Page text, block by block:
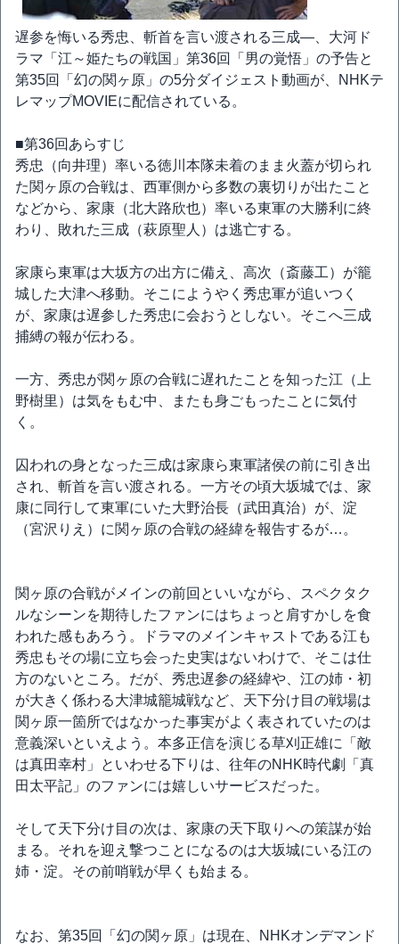
遅参を悔いる秀忠、斬首を言い渡される三成―、大河ド
ラマ「江～姫たちの戦国」第36回「男の覚悟」の予告と
第35回「幻の関ヶ原」の5分ダイジェスト動画が、NHKテ
レマップMOVIEに配信されている。
■第36回あらすじ
秀忠（向井理）率いる徳川本隊未着のまま火蓋が切られ
た関ヶ原の合戦は、西軍側から多数の裏切りが出たこと
などから、家康（北大路欣也）率いる東軍の大勝利に終
わり、敗れた三成（萩原聖人）は逃亡する。
家康ら東軍は大坂方の出方に備え、高次（斎藤工）が籠
城した大津へ移動。そこにようやく秀忠軍が追いつく
が、家康は遅参した秀忠に会おうとしない。そこへ三成
捕縛の報が伝わる。
一方、秀忠が関ヶ原の合戦に遅れたことを知った江（上
野樹里）は気をもむ中、またも身ごもったことに気付
く。
囚われの身となった三成は家康ら東軍諸侯の前に引き出
され、斬首を言い渡される。一方その頃大坂城では、家
康に同行して東軍にいた大野治長（武田真治）が、淀
（宮沢りえ）に関ヶ原の合戦の経緯を報告するが…。
関ヶ原の合戦がメインの前回といいながら、スペクタク
ルなシーンを期待したファンにはちょっと肩すかしを食
われた感もあろう。ドラマのメインキャストである江も
秀忠もその場に立ち会った史実はないわけで、そこは仕
方のないところ。だが、秀忠遅参の経緯や、江の姉・初
が大きく係わる大津城籠城戦など、天下分け目の戦場は
関ヶ原一箇所ではなかった事実がよく表されていたのは
意義深いといえよう。本多正信を演じる草刈正雄に「敵
は真田幸村」といわせる下りは、往年のNHK時代劇「真
田太平記」のファンには嬉しいサービスだった。
そして天下分け目の次は、家康の天下取りへの策謀が始
まる。それを迎え撃つことになるのは大坂城にいる江の
姉・淀。その前哨戦が早くも始まる。
なお、第35回「幻の関ヶ原」は現在、NHKオンデマンド